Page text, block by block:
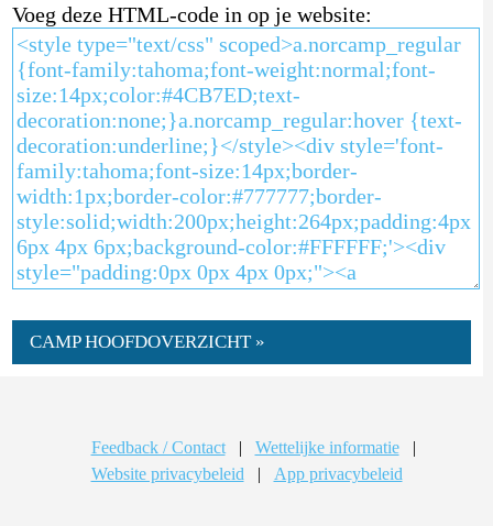
Voeg deze HTML-code in op je website:
CAMP HOOFDOVERZICHT »
Feedback / Contact | Wettelijke informatie
|
Website privacybeleid
| App privacybeleid